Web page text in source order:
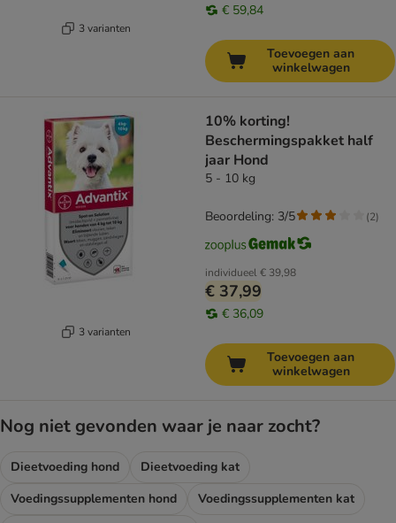
3 varianten
€ 59,84
Toevoegen aan
winkelwagen
3 varianten
10% korting!
Beschermingspakket half
jaar Hond
5 - 10 kg
individueel€ 39,98
€ 37,99
€ 36,09
Beoordeling: 3/5 (2)
Toevoegen aan
winkelwagen
Nog niet gevonden waar je naar zocht?
Dieetvoeding hond
Dieetvoeding kat
Voedingssupplementen hond
Voedingssupplementen kat